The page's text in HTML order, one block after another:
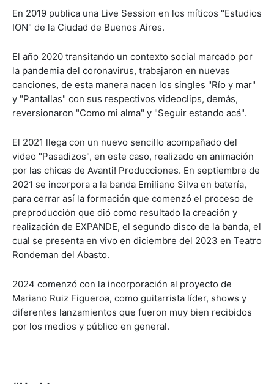
En 2019 publica una Live Session en los míticos "Estudios
ION" de la Ciudad de Buenos Aires.
El año 2020 transitando un contexto social marcado por
la pandemia del coronavirus, trabajaron en nuevas
canciones, de esta manera nacen los singles "Río y mar"
y "Pantallas" con sus respectivos videoclips, demás,
reversionaron "Como mi alma" y "Seguir estando acá".
El 2021 llega con un nuevo sencillo acompañado del
video "Pasadizos", en este caso, realizado en animación
por las chicas de Avanti! Producciones. En septiembre de
2021 se incorpora a la banda Emiliano Silva en batería,
para cerrar así la formación que comenzó el proceso de
preproducción que dió como resultado la creación y
realización de EXPANDE, el segundo disco de la banda, el
cual se presenta en vivo en diciembre del 2023 en Teatro
Rondeman del Abasto.
2024 comenzó con la incorporación al proyecto de
Mariano Ruiz Figueroa, como guitarrista líder, shows y
diferentes lanzamientos que fueron muy bien recibidos
por los medios y público en general.